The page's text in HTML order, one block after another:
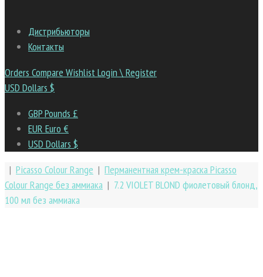
Дистрибьюторы
Контакты
Orders Compare WishlistLogin \ Register
USD Dollars $
GBP Pounds £
EUR Euro €
USD Dollars $
| Picasso Colour Range | Перманентная крем-краска Picasso
Colour Range без аммиака | 7.2 VIOLET BLOND фиолетовый блонд,
100 мл без аммиака